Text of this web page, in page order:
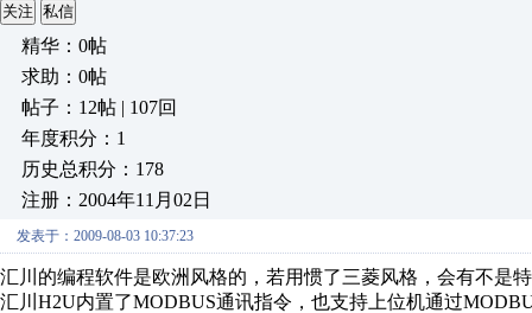
关注 私信
精华：0帖
求助：0帖
帖子：12帖 | 107回
年度积分：1
历史总积分：178
注册：2004年11月02日
发表于：2009-08-03 10:37:23
汇川的编程软件是欧洲风格的，若用惯了三菱风格，会有不是
汇川H2U内置了MODBUS通讯指令，也支持上位机通过